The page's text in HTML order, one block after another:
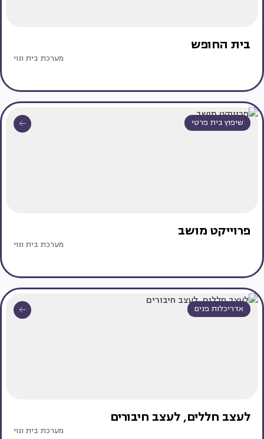
בית החופש
מערכת בית ונוי
שיפוץ בית פרטי
פרוייקט מושב
מערכת בית ונוי
אדריכלות פנים
לעצב חללים, לעצב חיבורים
מערכת בית ונוי